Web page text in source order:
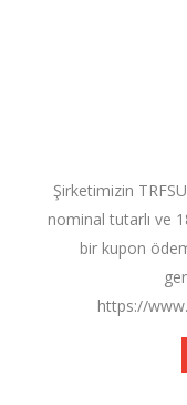
Şirketimizin
nominal tutarlı ve
bir kupon
https://